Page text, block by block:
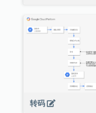
转码